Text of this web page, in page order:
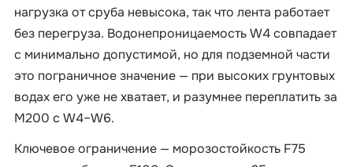
нагрузка от сруба невысока, так что лента работает
без перегруза. Водонепроницаемость W4 совпадает
с минимально допустимой, но для подземной части
это пограничное значение — при высоких грунтовых
водах его уже не хватает, и разумнее переплатить за
М200 с W4–W6.
Ключевое ограничение — морозостойкость F75